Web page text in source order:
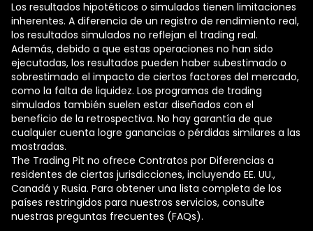
Los resultados hipotéticos o simulados tienen limitaciones
inherentes. A diferencia de un registro de rendimiento real,
los resultados simulados no reflejan el trading real.
Además, debido a que estas operaciones no han sido
ejecutadas, los resultados pueden haber subestimado o
sobrestimado el impacto de ciertos factores del mercado,
como la falta de liquidez. Los programas de trading
simulados también suelen estar diseñados con el
beneficio de la retrospectiva. No hay garantía de que
cualquier cuenta logre ganancias o pérdidas similares a las
mostradas.
The Trading Pit no ofrece Contratos por Diferencias a
residentes de ciertas jurisdicciones, incluyendo EE. UU.,
Canadá y Rusia. Para obtener una lista completa de los
países restringidos para nuestros servicios, consulte
nuestras preguntas frecuentes (FAQs).